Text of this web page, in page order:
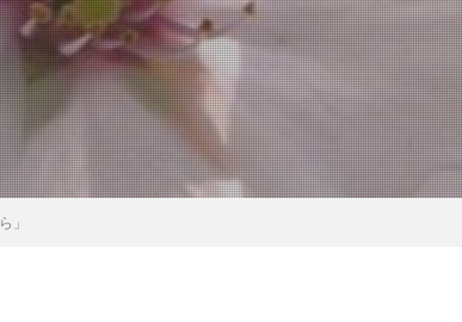
」